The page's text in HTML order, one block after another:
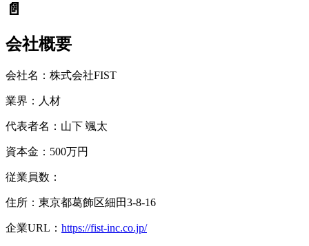
📄
会社概要
会社名： 株式会社FIST
業界： 人材
代表者名： 山下 颯太
資本金： 500万円
従業員数：
住所：東京都葛飾区細田3-8-16
企業URL： https://fist-inc.co.jp/